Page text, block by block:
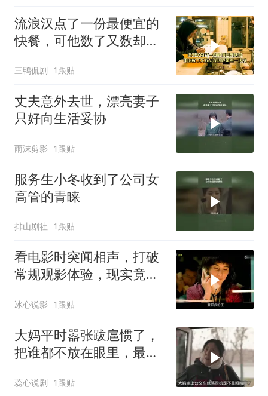
流浪汉点了一份最便宜的
快餐，可他数了又数却发
三鸭侃剧 1跟贴
丈夫意外去世，漂亮妻子
只好向生活妥协
雨沫剪影 1跟贴
服务生小冬收到了公司女
高管的青睐
排山剧社 1跟贴
看电影时突闻相声，打破
常规观影体验，现实竟如
冰心说影 1跟贴
大妈平时嚣张跋扈惯了，
把谁都不放在眼里，最后
蕊心说剧 1跟贴